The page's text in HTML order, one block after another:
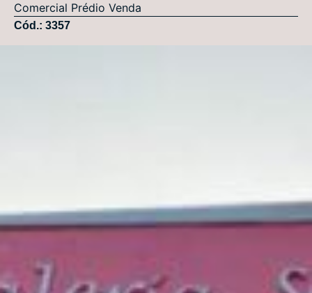
Comercial Prédio Venda
Cód.: 3357